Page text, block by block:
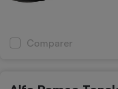
Comparer